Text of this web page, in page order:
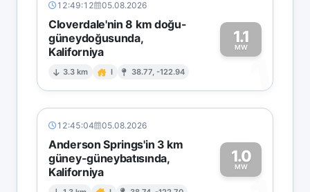
12:49:12 05.08.2026
Cloverdale'nin 8 km doğu-
güneydoğusunda,
Kaliforniya
3.3 km I 38.77, -122.94
1.1
MW
1
12:45:04 05.08.2026
Anderson Springs'in 3 km
güney-güneybatısında,
Kaliforniya
1.0
MW